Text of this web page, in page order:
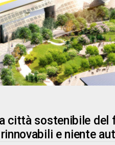
città sostenibile del
e niente